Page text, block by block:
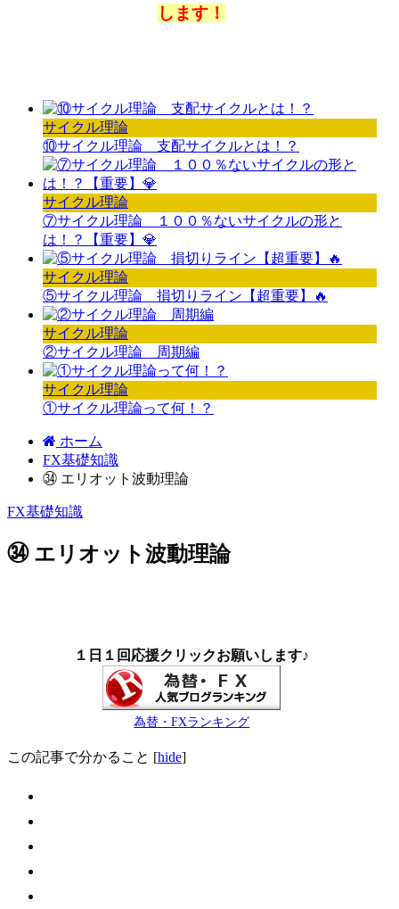
します！
サイクル理論
⑩サイクル理論 支配サイクルとは！？
サイクル理論
⑦サイクル理論 １００％ないサイクルの形と
は！？【重要】💎
サイクル理論
⑤サイクル理論 損切りライン【超重要】🔥
サイクル理論
②サイクル理論 周期編
サイクル理論
①サイクル理論って何！？
ホーム
FX基礎知識
㉞ エリオット波動理論
FX基礎知識
㉞ エリオット波動理論
１日１回応援クリックお願いします♪
為替・FXランキング
この記事で分かること [hide]